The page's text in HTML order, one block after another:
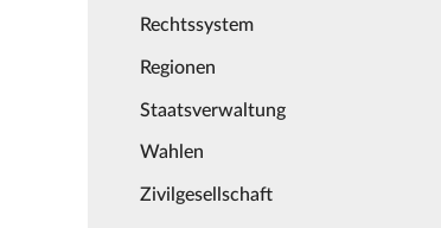
Rechtssystem
Regionen
Staatsverwaltung
Wahlen
Zivilgesellschaft